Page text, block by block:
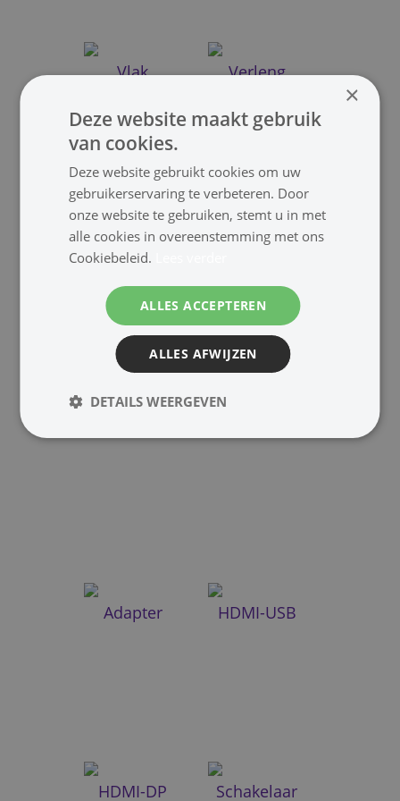
Vlak Verleng
Mini Micro
Adapter HDMI-USB
HDMI-DP Schakelaar
×
Deze website maakt gebruik
van cookies.
Deze website gebruikt cookies om uw
gebruikerservaring te verbeteren. Door
onze website te gebruiken, stemt u in met
alle cookies in overeenstemming met ons
Cookiebeleid.
ALLES ACCEPTEREN
ALLES AFWIJZEN
DETAILS WEERGEVEN